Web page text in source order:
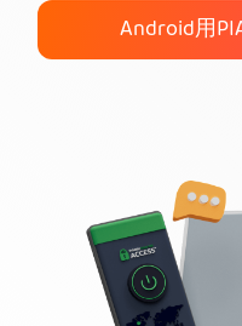
Android用